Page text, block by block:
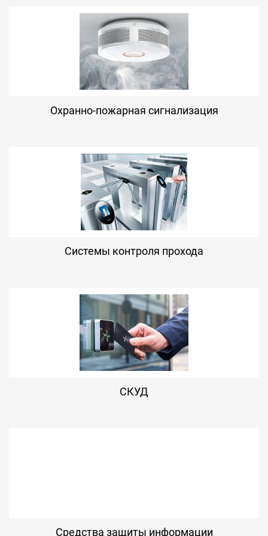
Охранно-пожарная сигнализация
Системы контроля прохода
СКУД
Средства защиты информации